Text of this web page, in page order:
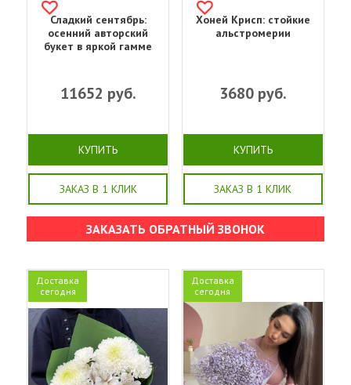
Сладкий сентябрь:
осенний авторский
букет в яркой гамме
11652 руб.
КУПИТЬ
ЗАКАЗ В 1 КЛИК
Хоней Крисп: стойкие
альстромерии
3680руб.
КУПИТЬ
ЗАКАЗ В 1 КЛИК
ЗАКАЗАТЬ ОБРАТНЫЙ ЗВОНОК
Доставка
сегодня
Доставка
сегодня